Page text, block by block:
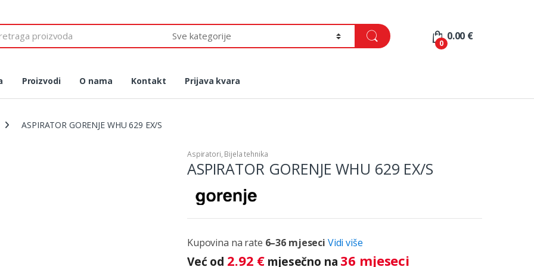
for:
0
0.00 €
Proizvodi O nama Kontakt Prijava kvara
ASPIRATOR GORENJE WHU 629 EX/S
Aspiratori, Bijela tehnika
ASPIRATOR GORENJE WHU 629 EX/S
Kupovina na rate 6–36 mjeseci Vidi više
Već od 2.92 € mjesečno na 36 mjeseci